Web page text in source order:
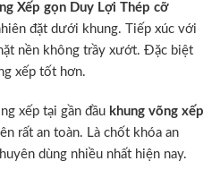
Xếp gọn Duy Lợi Thép cỡ
đặt dưới khung. Tiếp xúc với
nền không trầy xướt. Đặc biệt
xếp tốt hơn.
xếp tại gần đầu khung võng xếp
rất an toàn. Là chốt khóa an
dùng nhiều nhất hiện nay.